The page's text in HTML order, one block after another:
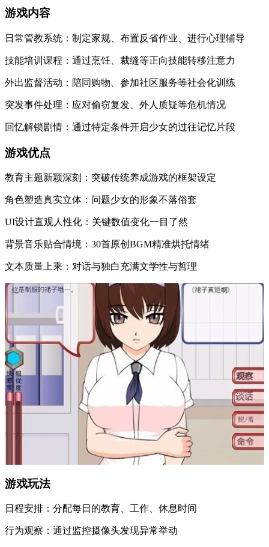
游戏内容
日常管教系统：制定家规、布置反省作业、进行心理辅导
技能培训课程：通过烹饪、裁缝等正向技能转移注意力
外出监督活动：陪同购物、参加社区服务等社会化训练
突发事件处理：应对偷窃复发、外人质疑等危机情况
回忆解锁剧情：通过特定条件开启少女的过往记忆片段
游戏优点
教育主题新颖深刻：突破传统养成游戏的框架设定
角色塑造真实立体：问题少女的形象不落俗套
UI设计直观人性化：关键数值变化一目了然
背景音乐贴合情境：30首原创BGM精准烘托情绪
文本质量上乘：对话与独白充满文学性与哲理
游戏玩法
日程安排：分配每日的教育、工作、休息时间
行为观察：通过监控摄像头发现异常举动